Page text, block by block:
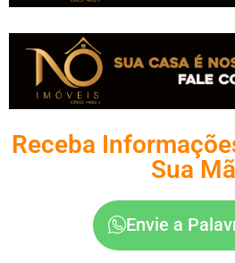
Receba
Sua
Envie a